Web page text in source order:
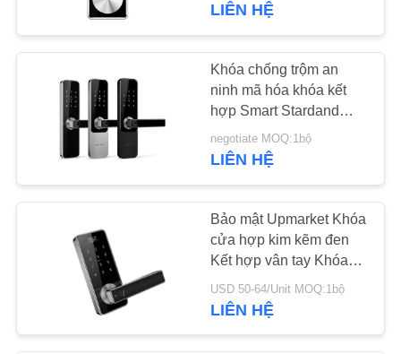
QUAN
KIỂM
SOÁT
CHẤT
LƯỢNG
HỆ
Khóa cửa nhận diện
khuôn mặt
Khóa cửa camera
11
LIÊN HỆ
Khóa chống trộm an
ninh mã hóa khóa kết
hợp Smart Stardand
Electric Mortise Kiểm
soát APP
negotiate MOQ:1bộ
LIÊN HỆ
Bảo mật Upmarket Khóa
cửa hợp kim kẽm đen
Kết hợp vân tay Khóa
hộp lưu trữ Xi lanh Khóa
thông minh
USD 50-64/Unit MOQ:1bộ
LIÊN HỆ